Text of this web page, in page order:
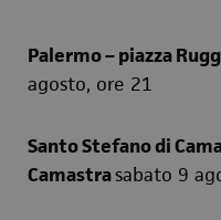
Palermo – piazza
agosto, ore 21
Santo Stefano di
Camastrasabato 9